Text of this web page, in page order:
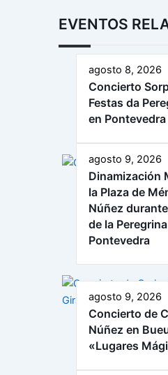
EVENTOS
agosto 8, 2026
Concierto
Festas da
en Pontevedra
agosto 9, 2026
Dinamización
la Plaza de
Núñez
de la
Pontevedra
agosto 9, 2026
Concierto de
Núñez en
«Lugares